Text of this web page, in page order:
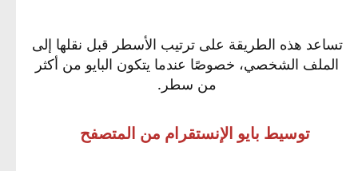
تساعد هذه الطريقة على ترتيب الأسطر قبل نقلها إلى
الملف الشخصي، خصوصًا عندما يتكون البايو من أكثر
من سطر.
توسيط بايو الإنستقرام من المتصفح